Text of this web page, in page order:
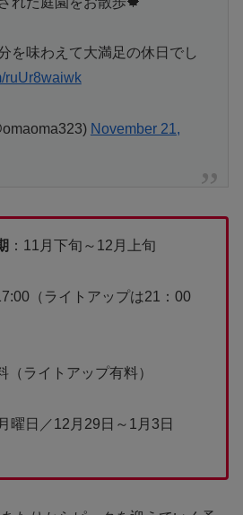
を味わえて大満足の休日でし
ruUr8waiwk
November 21,
：11月下旬～12月上旬
（ライトアップは21：00
（ライトアップ有料）
曜日／12月29日～1月3日